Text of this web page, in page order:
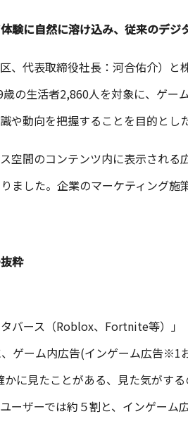
験に自然に溶け込み、 従来のデジ
、代表取締役社⻑：河合佑介）
の生活者2,860人を対象に、ゲ
や動向を把握することを目的とし
空間のコンテンツ内に表示され
ました。企業のマーケティング施
粋
タバース（Roblox、Fortnite等）
ゲーム内広告(インゲーム広告
に見たことがある、見た気がす
ーザーでは約５割と、インゲーム